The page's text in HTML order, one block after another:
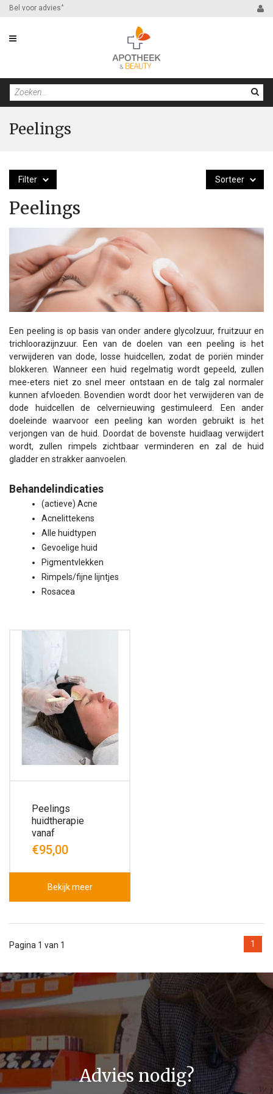
Bel voor advies *
Peelings
Filter Sorteer
Peelings
Een peeling is op basis van onder andere glycolzuur, fruitzuur en
trichloorazijnzuur. Een van de doelen van een peeling is het
verwijderen van dode, losse huidcellen, zodat de poriën minder
blokkeren. Wanneer een huid regelmatig wordt gepeeld, zullen
mee-eters niet zo snel meer ontstaan en de talg zal normaler
kunnen afvloeden. Bovendien wordt door het verwijderen van de
dode huidcellen de celvernieuwing gestimuleerd. Een ander
doeleinde waarvoor een peeling kan worden gebruikt is het
verjongen van de huid. Doordat de bovenste huidlaag verwijdert
wordt, zullen rimpels zichtbaar verminderen en zal de huid
gladder en strakker aanvoelen.
Behandelindicaties
(actieve) Acne
Acnelittekens
Alle huidtypen
Gevoelige huid
Pigmentvlekken
Rimpels/fijne lijntjes
Rosacea
Peelings
huidtherapie
vanaf
€95,00
Bekijk meer
Pagina 1 van 1 1
Advies nodig?